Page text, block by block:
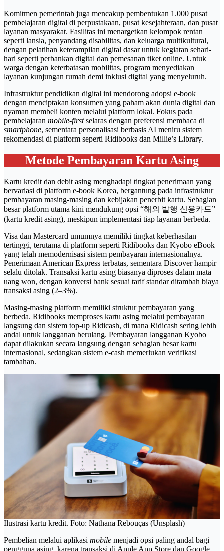
Komitmen pemerintah juga mencakup pembentukan 1.000 pusat
pembelajaran digital di perpustakaan, pusat kesejahteraan, dan pusat
layanan masyarakat. Fasilitas ini menargetkan kelompok rentan
seperti lansia, penyandang disabilitas, dan keluarga multikultural,
dengan pelatihan keterampilan digital dasar untuk kegiatan sehari-
hari seperti perbankan digital dan pemesanan tiket online. Untuk
warga dengan keterbatasan mobilitas, program menyediakan
layanan kunjungan rumah demi inklusi digital yang menyeluruh.
Infrastruktur pendidikan digital ini mendorong adopsi e-book
dengan menciptakan konsumen yang paham akan dunia digital dan
nyaman membeli konten melalui platform lokal. Fokus pada
pembelajaran mobile-firstselaras dengan preferensi membaca di
smartphone, sementara personalisasi berbasis AI meniru sistem
rekomendasi di platform seperti Ridibooks dan Millie’s Library.
Metode Pembayaran Kartu Asing
Kartu kredit dan debit asing menghadapi tingkat penerimaan yang
bervariasi di platform e-book Korea, bergantung pada infrastruktur
pembayaran masing-masing dan kebijakan penerbit kartu. Sebagian
besar platform utama kini mendukung opsi “해외 발행 신용카드”
(kartu kredit asing), meskipun implementasi tiap layanan berbeda.
Visa dan Mastercard umumnya memiliki tingkat keberhasilan
tertinggi, terutama di platform seperti Ridibooks dan Kyobo eBook
yang telah memodernisasi sistem pembayaran internasionalnya.
Penerimaan American Express terbatas, sementara Discover hampir
selalu ditolak. Transaksi kartu asing biasanya diproses dalam mata
uang won, dengan konversi bank sesuai tarif standar ditambah biaya
transaksi asing (2–3%).
Masing-masing platform memiliki struktur pembayaran yang
berbeda. Ridibooks memproses kartu asing melalui pembayaran
langsung dan sistem top-up Ridicash, di mana Ridicash sering lebih
andal untuk langganan berulang. Pembayaran langganan Kyobo
dapat dilakukan secara langsung dengan sebagian besar kartu
internasional, sedangkan sistem e-cash memerlukan verifikasi
tambahan.
Ilustrasi kartu kredit. Foto: Nathana Rebouças (Unsplash)
Pembelian melalui aplikasi mobile menjadi opsi paling andal bagi
pengguna asing, karena transaksi di Apple App Store dan Google